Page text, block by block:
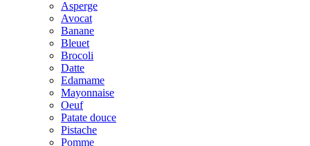
Asperge
Avocat
Banane
Bleuet
Brocoli
Datte
Edamame
Mayonnaise
Oeuf
Patate douce
Pistache
Pomme